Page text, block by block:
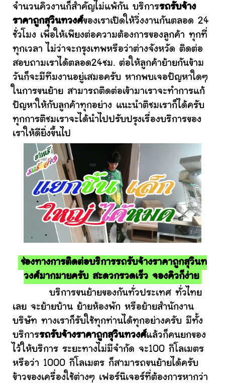
จำนวนคิวงานก็สำคัญไม่แพ้กัน บริการรถรับจ้าง
ราคาถูกสุวินทวงศ์ของเราเปิดให้วิ่งงานกันตลอด 24
ชั่วโมง เพื่อให้เพียงต่อความต้องการของลูกค้า ทุกที่
ทุกเวลา ไม่ว่าจะกรุงเทพหรือว่าต่างจังหวัด ติดต่อ
สอบถามเราได้ตลอด24ชม. ต่อให้ลูกค้าย้ายกันข้าม
วันก็จะมีทีมงานอยู่เสมอครับ หากพบเจอปัญหาใดๆ
ในการขนย้าย สามารถติดต่อเข้ามาเราจะทำการแก้
ปัญหาให้กับลูกค้าทุกอย่าง แนะนำติชมเราก็ได้ครับ
ทุกการติชมเราจะได้นำไปปรับปรุงเรื่องบริการของ
เราให้ดียิ่งขึ้นไป
ช่องทางการติดต่อบริการรถรับจ้างราคาถูกสุวินท
วงศ์มากมายครับ สะดวกรวดเร็ว จองคิวก็ง่าย
บริการขนย้ายของกันทั่วประเทศ ทั่วไทย
เลย จะย้ายบ้าน ย้ายห้องพัก หรือย้ายสำนักงาน
บริษัท ทางเราก็รับใช้ทุกท่านได้ทุกอย่างครับ มีทั้ง
บริการรถรับจ้างราคาถูกสุวินทวงศ์แล้วก็คนยกของ
ไว้ให้บริการ ระยะทางไม่มีจำกัด จะ100 กิโลเมตร
หรือว่า 1000 กิโลเมตร ก็สามารถขนย้ายได้ครับ
ข้าวของเครื่องใช้ต่างๆ เฟอร์นิเจอร์ที่ต้องการหากว่า